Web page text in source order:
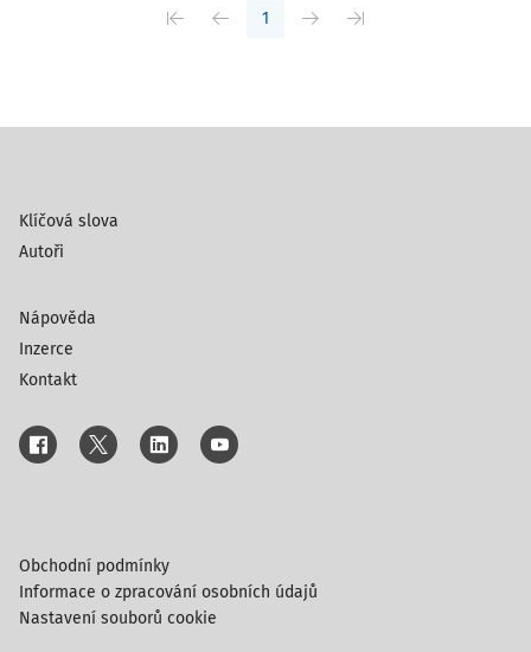
1
Klíčová slova
Autoři
Nápověda
Inzerce
Kontakt
Obchodní podmínky
Informace o zpracování osobních údajů
Nastavení souborů cookie